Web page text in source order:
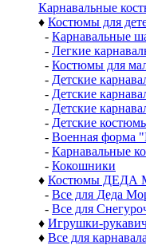
Карнавальные
♦ Костюмы для
- Карнавальные
- Легкие
- Костюмы для
- Детские
- Детские
- Детские
- Детские
- Военная форма
- Карнавальные
- Кокошники
♦ Костюмы
- Все для Деда
- Все для
♦ Игрушки-
♦ Все для карнавала